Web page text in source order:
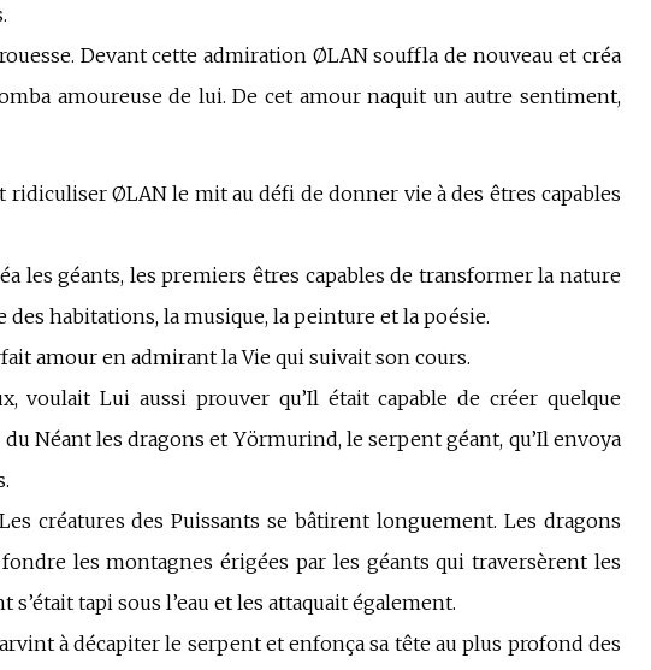
Devant cette admiration ØLAN souffla de nouveau et créa
amoureuse de lui. De cet amour naquit un autre sentiment,
ridiculiser ØLAN le mit au défi de donner vie à des êtres capables
les géants, les premiers êtres capables de transformer la nature
des habitations, la musique, la peinture et la poésie.
amour en admirant la Vie qui suivait son cours.
voulait Lui aussi prouver qu’Il était capable de créer quelque
Néant les dragons et Yörmurind, le serpent géant, qu’Il envoya
Les créatures des Puissants se bâtirent longuement. Les dragons
les montagnes érigées par les géants qui traversèrent les
tapi sous l’eau et les attaquait également.
à décapiter le serpent et enfonça sa tête au plus profond des